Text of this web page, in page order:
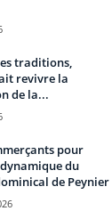
traditions,
revivre la
de la...
pour
du
de Peynier